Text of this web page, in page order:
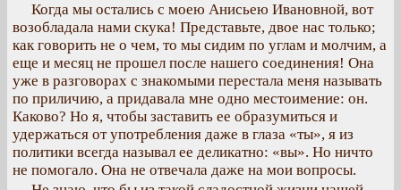
Когда мы остались с моею Анисьею Ивановной, вот
возобладала нами скука! Представьте, двое нас только;
как говорить не о чем, то мы сидим по углам и молчим, а
еще и месяц не прошел после нашего соединения! Она
уже в разговорах с знакомыми перестала меня называть
по приличию, а придавала мне одно местоимение: он.
Каково? Но я, чтобы заставить ее образумиться и
удержаться от употребления даже в глаза «ты», я из
политики всегда называл ее деликатно: «вы». Но ничто
не помогало. Она не отвечала даже на мои вопросы.